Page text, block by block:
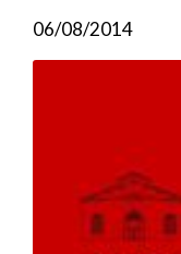
06/08/2014